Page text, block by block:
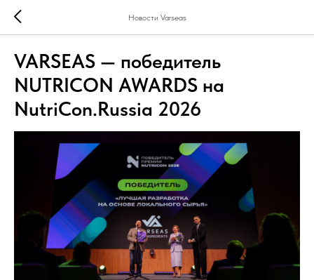
Новости Varseas
VARSEAS — победитель
NUTRICON AWARDS на
NutriCon.Russia 2026